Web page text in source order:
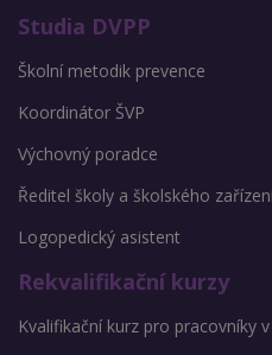
Studia DVPP
Školní metodik prevence
Koordinátor ŠVP
Výchovný poradce
Ředitel školy a školského
Logopedický asistent
Rekvalifikační kurzy
Kvalifikační kurz pro pracovníky